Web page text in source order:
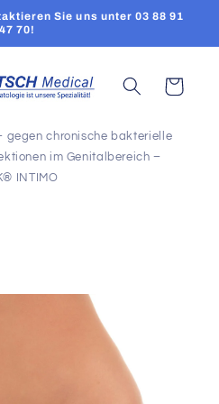
Sie uns unter 03 88 91
47 70!
Warenkorb
gegen chronische bakterielle
im Genitalbereich –
INTIMO